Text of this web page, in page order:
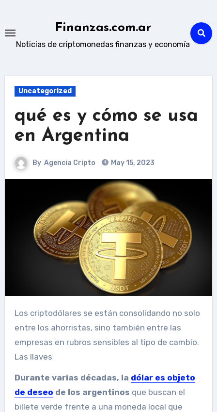
content
Finanzas.com.ar
Noticias de criptomonedas finanzas y economía
Uncategorized
qué es y cómo se usa
en Argentina
By Agencia Cripto May 15, 2023
Los criptodólares se están consolidando no solo
entre los ahorristas, sino también entre las
empresas en rubros sensibles al tipo de cambio.
Las llaves
Durante varias décadas, la dólar es objeto
de deseo de los argentinos que buscan el
billete verde frente a una moneda local que